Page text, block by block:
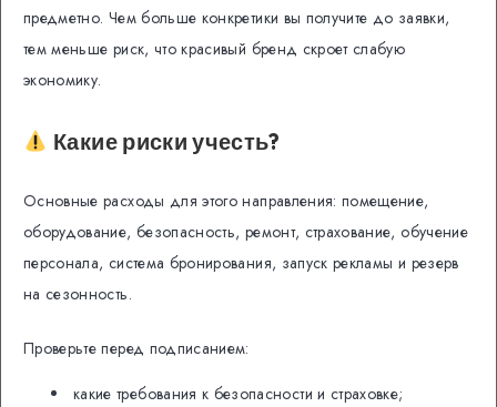
предметно. Чем больше конкретики вы получите до заявки,
тем меньше риск, что красивый бренд скроет слабую
экономику.
Какие риски учесть?
Основные расходы для этого направления: помещение,
оборудование, безопасность, ремонт, страхование, обучение
персонала, система бронирования, запуск рекламы и резерв
на сезонность.
Проверьте перед подписанием:
какие требования к безопасности и страховке;